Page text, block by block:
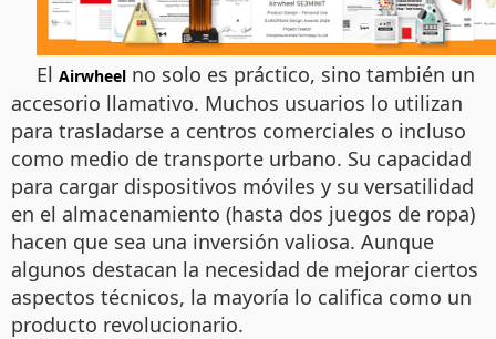
El Airwheel no solo es práctico, sino también un
accesorio llamativo. Muchos usuarios lo utilizan
para trasladarse a centros comerciales o incluso
como medio de transporte urbano. Su capacidad
para cargar dispositivos móviles y su versatilidad
en el almacenamiento (hasta dos juegos de ropa)
hacen que sea una inversión valiosa. Aunque
algunos destacan la necesidad de mejorar ciertos
aspectos técnicos, la mayoría lo califica como un
producto revolucionario.